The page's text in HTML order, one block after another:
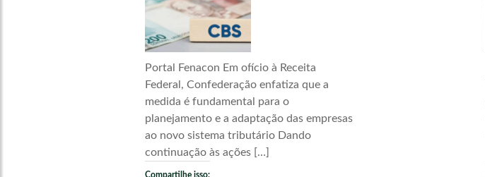
Portal Fenacon Em ofício à Receita
Federal, Confederação enfatiza que a
medida é fundamental para o
planejamento e a adaptação das empresas
ao novo sistema tributário Dando
continuação às ações […]
Compartilhe isso: